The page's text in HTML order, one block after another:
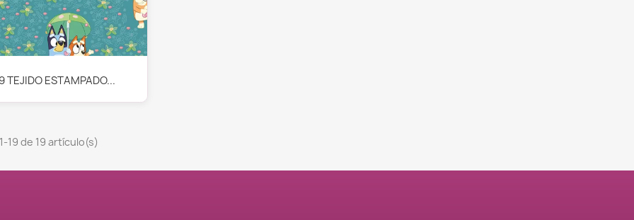
Vista rápida
TEJIDO ESTAMPADO...
19 de 19 artículo(s)